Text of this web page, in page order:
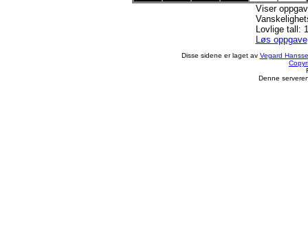
Viser
Lovlige tall:
Løs oppgave
Disse sidene er laget av Vegard
Denne